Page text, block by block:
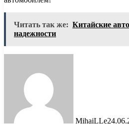
Читать так же: Китайские
надежности
MihaiLLe